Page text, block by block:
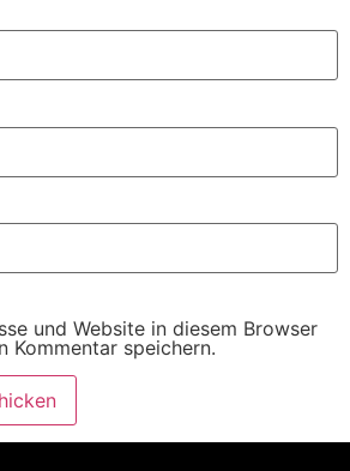
und Website in diesem Browser
Kommentar speichern.